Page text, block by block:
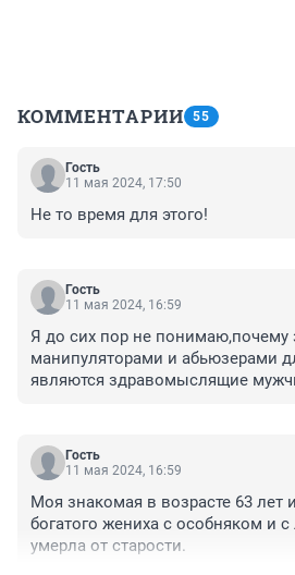
КОММЕНТАРИИ 55
Гость
11 мая 2024, 17:50
Не то время для этого!
Гость
11 мая 2024, 16:59
Я до сих пор не понимаю,почему
манипуляторами и абьюзерами
являются здравомыслящие
Гость
11 мая 2024, 16:59
Моя знакомая в возрасте 63 лет
богатого жениха с особняком и
умерла от старости.